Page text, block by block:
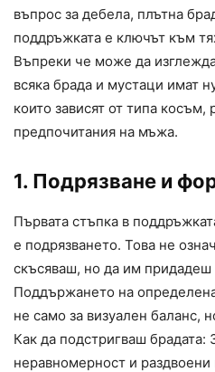
въпрос за дебела, плътна
поддръжката е ключът към
Въпреки че може да
всяка брада и мустаци имат
които зависят от типа косъм,
предпочитания на мъжа.
1. Подрязване и
Първата стъпка в
е подрязването. Това не
скъсяваш, но да им придадеш
Поддържането на
не само за визуален баланс,
Как да подстригваш брадата:
неравномерност и